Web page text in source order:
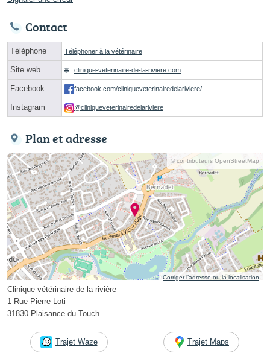
Contact
Téléphone Téléphoner à la vétérinaire
Site web clinique-veterinaire-de-la-riviere.com
Facebook facebook.com/cliniqueveterinairedelariviere/
Instagram @cliniqueveterinairedelariviere
Plan et adresse
© contributeurs OpenStreetMap
Corriger l’adresse ou la localisation
Clinique vétérinaire de la rivière
1 Rue Pierre Loti
31830 Plaisance-du-Touch
Trajet Waze Trajet Maps